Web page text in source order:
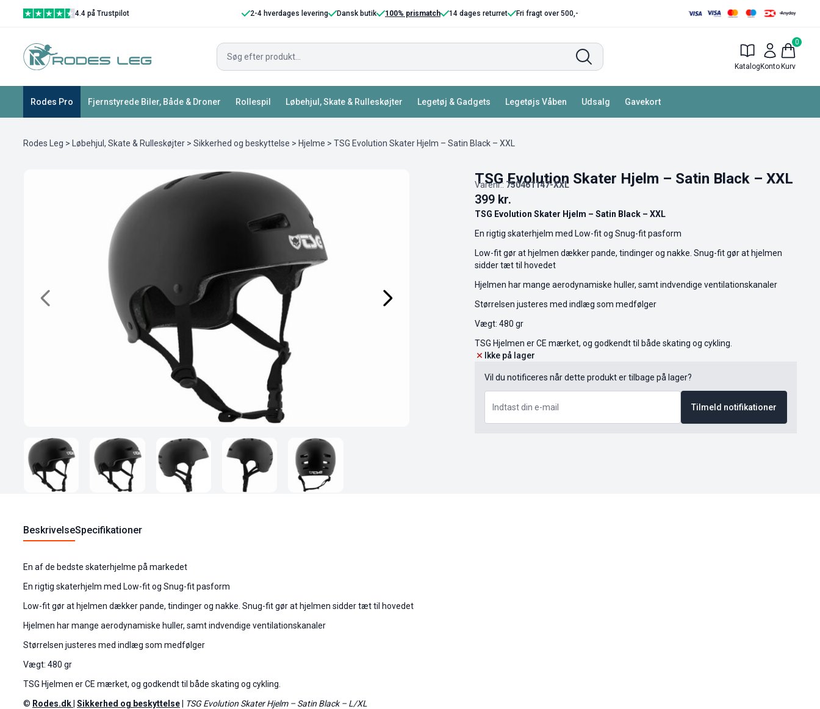
4.4 på Trustpilot 2-4 hverdages levering Dansk butik 100% prismatch 14 dages returret Fri fragt over 500,-
Katalog Konto
0
Kurv
Rodes Pro Fjernstyrede Biler, Både & Droner Rollespil Løbehjul, Skate & Rulleskøjter Legetøj & Gadgets Legetøjs Våben Udsalg Gavekort
Rodes Leg > Løbehjul, Skate & Rulleskøjter > Sikkerhed og beskyttelse > Hjelme > TSG Evolution Skater Hjelm – Satin Black – XXL
TSG Evolution Skater Hjelm – Satin Black – XXL
Varenr.: 750461147-XXL
399 kr.
TSG Evolution Skater Hjelm – Satin Black – XXL
En rigtig skaterhjelm med Low-fit og Snug-fit pasform
Low-fit gør at hjelmen dækker pande, tindinger og nakke. Snug-fit gør at hjelmen
sidder tæt til hovedet
Hjelmen har mange aerodynamiske huller, samt indvendige ventilationskanaler
Størrelsen justeres med indlæg som medfølger
Vægt: 480 gr
TSG Hjelmen er CE mærket, og godkendt til både skating og cykling.
Ikke på lager
Vil du notificeres når dette produkt er tilbage på lager?
Tilmeld notifikationer
BeskrivelseSpecifikationer
En af de bedste skaterhjelme på markedet
En rigtig skaterhjelm med Low-fit og Snug-fit pasform
Low-fit gør at hjelmen dækker pande, tindinger og nakke. Snug-fit gør at hjelmen sidder tæt til hovedet
Hjelmen har mange aerodynamiske huller, samt indvendige ventilationskanaler
Størrelsen justeres med indlæg som medfølger
Vægt: 480 gr
TSG Hjelmen er CE mærket, og godkendt til både skating og cykling.
© Rodes.dk Sikkerhed og beskyttelse TSG Evolution Skater Hjelm – Satin Black – L/XL